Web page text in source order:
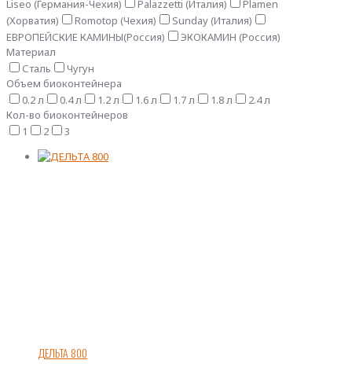
Liseo (Германия-Чехия)
Palazzetti (Италия)
Plamen
(Хорватия)
Romotop (Чехия)
Sunday (Италия)
ЕВРОПЕЙСКИЕ КАМИНЫ(Россия)
ЭКОКАМИН (Россия)
Материал
Сталь
Чугун
Объем биоконтейнера
0.2 л
0.4 л 1.2 л 1.6 л 1.7 л 1.8 л
2.4 л
Кол-во биоконтейнеров
1
2 3
ДЕЛЬТА 800